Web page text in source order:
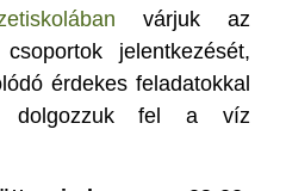
várjuk az
jelentkezését,
érdekes feladatokkal
dolgozzuk fel a víz